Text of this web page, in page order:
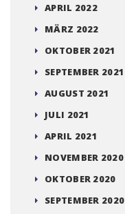
APRIL 2022
MÄRZ 2022
OKTOBER 2021
SEPTEMBER 2021
AUGUST 2021
JULI 2021
APRIL 2021
NOVEMBER 2020
OKTOBER 2020
SEPTEMBER 2020